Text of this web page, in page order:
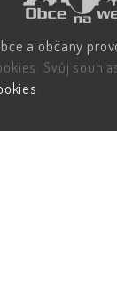
a občany
Svůj